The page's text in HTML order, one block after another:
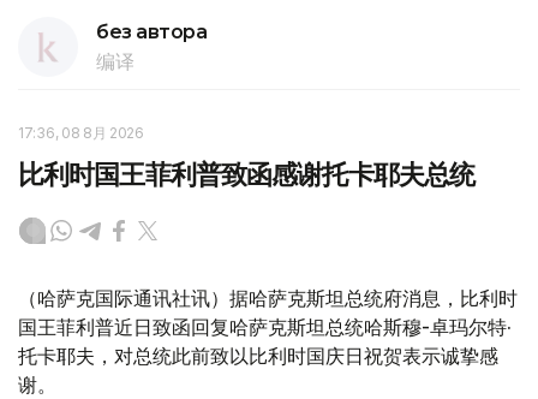
без автора
编译
17:36, 08 8月 2026
比利时国王菲利普致函感谢托卡耶夫总统
（哈萨克国际通讯社讯）据哈萨克斯坦总统府消息，比利时
国王菲利普近日致函回复哈萨克斯坦总统哈斯穆-卓玛尔特·
托卡耶夫，对总统此前致以比利时国庆日祝贺表示诚挚感
谢。